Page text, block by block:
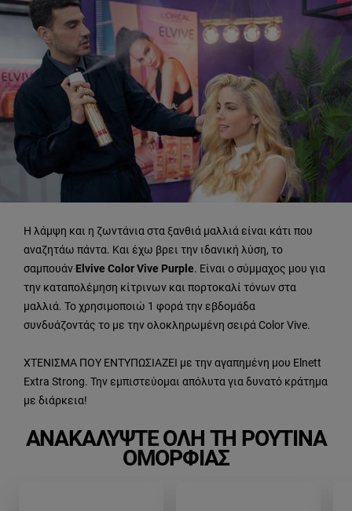
Η λάμψη και η ζωντάνια στα ξανθιά μαλλιά είναι κάτι που
αναζητάω πάντα. Και έχω βρει την ιδανική λύση, το
σαμπουάν Εlvive Color Vive Purple. Είναι ο σύμμαχος μου για
την καταπολέμηση κίτρινων και πορτοκαλί τόνων στα
μαλλιά. Το χρησιμοποιώ 1 φορά την εβδομάδα
συνδυάζοντάς το με την ολοκληρωμένη σειρά Color Vive.
ΧΤΕΝΙΣΜΑ ΠΟΥ ΕΝΤΥΠΩΣΙΑΖΕΙ με την αγαπημένη μου Elnett
Extra Strong. Την εμπιστεύομαι απόλυτα για δυνατό κράτημα
με διάρκεια!
ΑΝΑΚΑΛΎΨΤΕ ΌΛΗ ΤΗ ΡΟΥΤΊΝΑ
ΟΜΟΡΦΙΆΣ